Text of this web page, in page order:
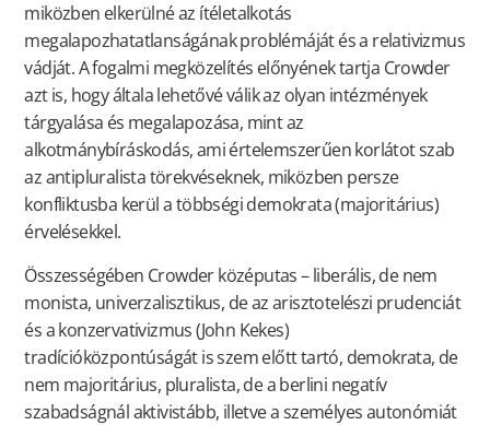
miközben elkerülné az ítéletalkotás
megalapozhatatlanságának problémáját és a relativizmus
vádját. A fogalmi megközelítés előnyének tartja Crowder
azt is, hogy általa lehetővé válik az olyan intézmények
tárgyalása és megalapozása, mint az
alkotmánybíráskodás, ami értelemszerűen korlátot szab
az antipluralista törekvéseknek, miközben persze
konfliktusba kerül a többségi demokrata (majoritárius)
érvelésekkel.
Összességében Crowder középutas – liberális, de nem
monista, univerzalisztikus, de az arisztotelészi prudenciát
és a konzervativizmus (John Kekes)
tradícióközpontúságát is szem előtt tartó, demokrata, de
nem majoritárius, pluralista, de a berlini negatív
szabadságnál aktivistább, illetve a személyes autonómiát